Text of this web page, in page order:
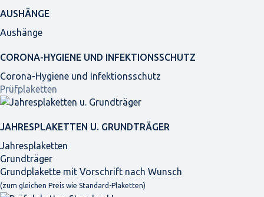
AUSHÄNGE
Aushänge
CORONA-HYGIENE UND INFEKTIONSSCHUTZ
Corona-Hygiene und Infektionsschutz
Prüfplaketten
JAHRES­PLAKETTEN U. GRUNDTRÄGER
Jahresplaketten
Grundträger
Grundplakette mit Vorschrift nach Wunsch
(zum gleichen Preis wie Standard-Plaketten)